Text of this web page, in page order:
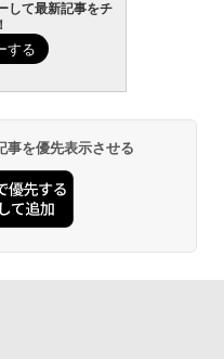
して最新記事をチ
事を優先表示させる